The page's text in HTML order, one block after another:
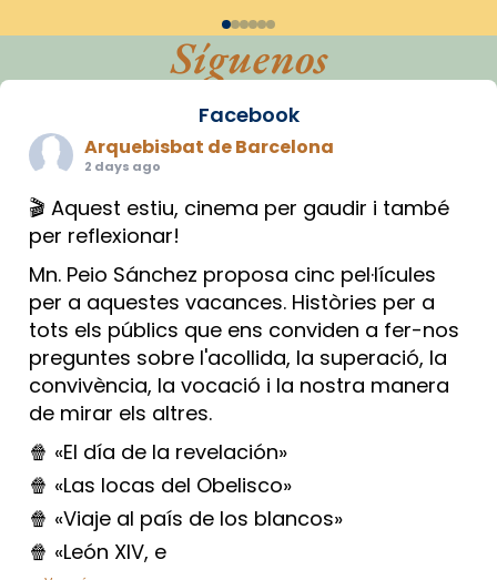
Síguenos
Facebook
Arquebisbat de Barcelona
2 days ago
🎬 Aquest estiu, cinema per gaudir i també
per reflexionar!
Mn. Peio Sánchez proposa cinc pel·lícules
per a aquestes vacances. Històries per a
tots els públics que ens conviden a fer-nos
preguntes sobre l'acollida, la superació, la
convivència, la vocació i la nostra manera
de mirar els altres.
🍿 «El día de la revelación»
🍿 «Las locas del Obelisco»
🍿 «Viaje al país de los blancos»
🍿 «León XIV, e